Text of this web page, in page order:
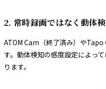
2. 常時録画ではなく動体
ATOM Cam（終了済み）や
す。動体検知の感度設定によっ
ります。